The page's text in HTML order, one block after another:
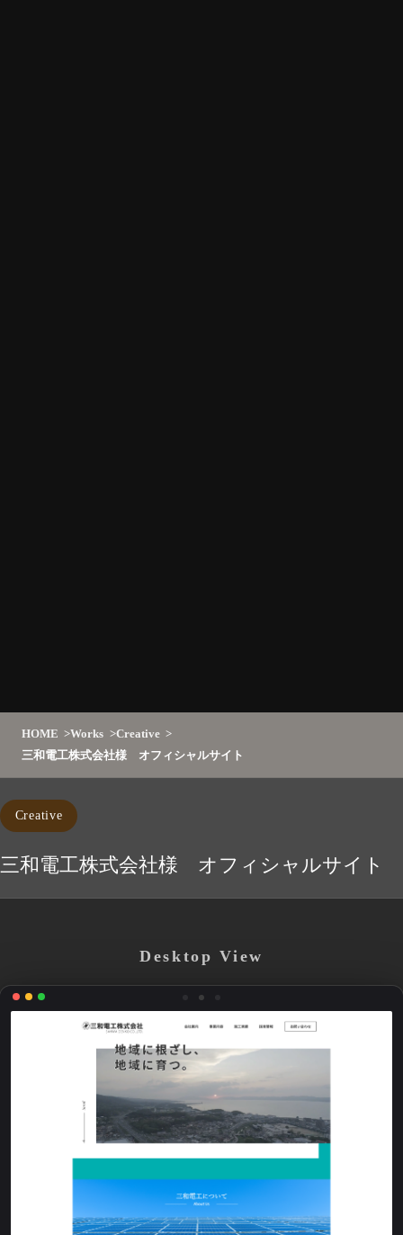
HOME Works
Creative
三和電工株式会社様 オフィシャルサイト
Creative
三和電工株式会社様 オフィシャルサイト
Desktop View